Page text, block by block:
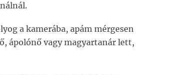
a kamerába, apám mérgesen
ápolónő vagy magyartanár lett,